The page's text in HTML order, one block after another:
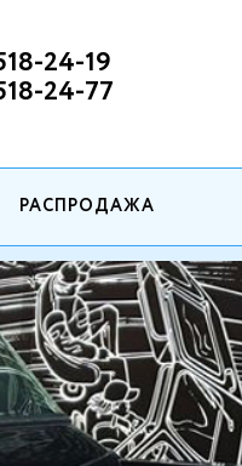
24-19
24-77
РАСПРОДАЖА